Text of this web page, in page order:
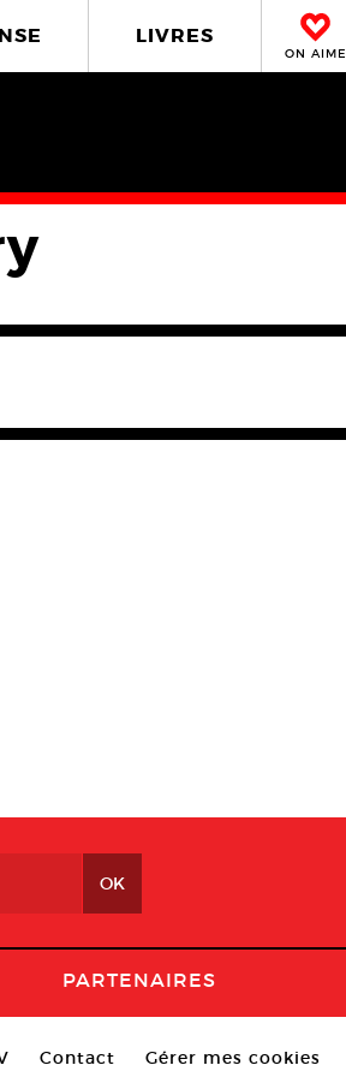
LIVRES
ON AIME
PARTENAIRES
Contact Gérer mes cookies